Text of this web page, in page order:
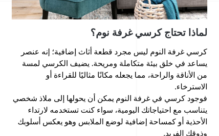
لماذا تحتاج كرسي غرفة نوم؟
كرسي غرفة النوم ليس مجرد قطعة أثاث إضافية؛ إنه عنصر
يساعد في خلق بيئة متكاملة ومريحة. يضيف الكرسي لمسة
من الأناقة والراحة، مما يجعله مكانًا مثاليًا للقراءة أو
الاسترخاء.
فوجود كرسي في غرفة النوم يمكن أن يحولها إلى ملاذ شخصي
يتناسب مع احتياجاتك اليومية، سواء كنت تستخدمه لارتداء
الأحذية أو كمساحة إضافية لوضع الملابس وهو يعكس أسلوبك
وذوقك الفريد.